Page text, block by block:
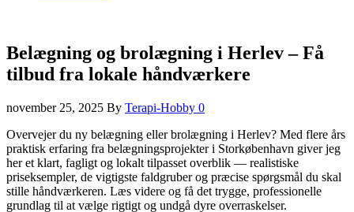
Belægning og brolægning i Herlev – Få
tilbud fra lokale håndværkere
november 25, 2025 By Terapi-Hobby 0
Overvejer du ny belægning eller brolægning i Herlev? Med flere års
praktisk erfaring fra belægningsprojekter i Storkøbenhavn giver jeg
her et klart, fagligt og lokalt tilpasset overblik — realistiske
priseksempler, de vigtigste faldgruber og præcise spørgsmål du skal
stille håndværkeren. Læs videre og få det trygge, professionelle
grundlag til at vælge rigtigt og undgå dyre overraskelser.